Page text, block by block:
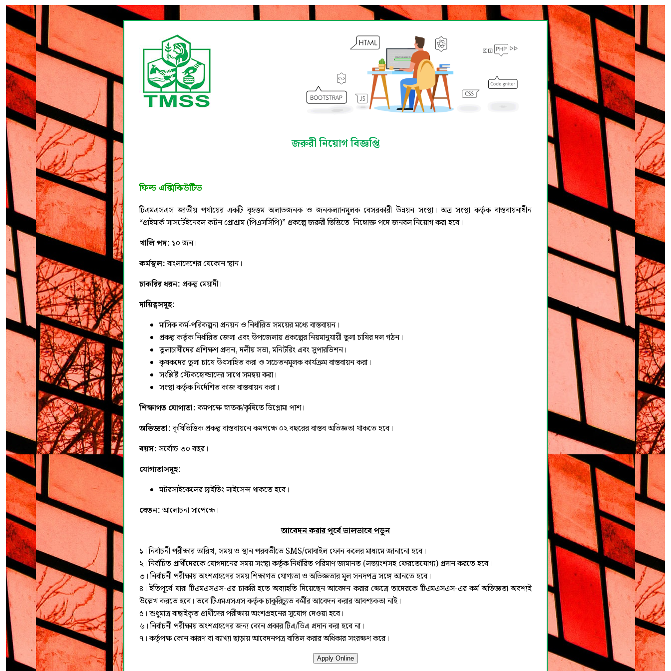
জরুরী নিয়োগ বিজ্ঞপ্তি
ফিল্ড এক্সিকিউটিভ
টিএমএসএস জাতীয় পর্যায়ের একটি বৃহত্তম অলাভজনক ও জনকল্যানমূলক বেসরকারী উন্নয়ন সংস্থা। অত্র সংস্থা কর্তৃক বাস্তবায়নাধীন
“প্রাইমার্ক সাসটেইনেবল কটন প্রোগ্রাম (পিএসসিপি)” প্রকল্পে জরুরী ভিত্তিতে নিম্নোক্ত পদে জনবল নিয়োগ করা হবে।
খালিপদ: ১০ জন।
কর্মস্থল:বাংলাদেশের যেকোন স্থান।
চাকরিরধরন: প্রকল্প মেয়াদী।
দায়িত্বসমূহ:
মাসিক কর্ম-পরিকল্পনা প্রনয়ন ও নির্ধারিত সময়ের মধ্যে বাস্তবায়ন।
প্রকল্প কর্তৃক নির্ধারিত জেলা এবং উপজেলায় প্রকল্পের নিয়মানুযায়ী তুলা চাষির দল গঠন।
তুলাচাষীদের প্রশিক্ষণ প্রদান, দলীয় সভা, মনিটরিং এবং সুপারভিশন।
কৃষকদের তুলা চাষে উৎসাহিত করা ও সচেতনমূলক কার্যক্রম বাস্তবায়ন করা।
সংশ্লিষ্ট স্টেকহোল্ডাদের সাথে সমন্বয় করা।
সংস্থা কর্তৃক নির্দেশিত কাজ বাস্তবায়ন করা।
শিক্ষাগত যোগ্যতা:কমপক্ষে স্নাতক/কৃষিতে ডিপ্লোমা পাশ।
অভিজ্ঞতা:কৃষিভিত্তিক প্রকল্প বাস্তবায়নে কমপক্ষে ০২ বছরের বাস্তব অভিজ্ঞতা থাকতে হবে।
বয়স: সর্বোচ্চ ৩০ বছর।
যোগ্যতাসমূহ:
মটরসাইকেলের ড্রাইভিং লাইসেন্স থাকতে হবে।
বেতন:আলোচনা সাপেক্ষে।
আবেদনকরারপূর্বেভালভাবেপডুন
১। নির্বাচনী পরীক্ষার তারিখ, সময় ও স্থান পরবর্তীতে SMS/মোবাইল ফোন কলের মাধ্যমে জানানো হবে।
২। নির্বাচিত প্রার্থীদেরকে যোগদানের সময় সংস্থা কর্তৃক নির্ধারিত পরিমাণ জামানত (লভ্যাংশসহ ফেরতেযোগ্য) প্রদান করতে হবে।
৩। নির্বাচনী পরীক্ষায় অংশগ্রহণের সময় শিক্ষাগত যোগ্যতা ও অভিজ্ঞতার মূল সনদপত্র সঙ্গে আনতে হবে।
৪। ইতিপূর্বে যারা টিএমএসএস-এর চাকরি হতে অব্যাহতি দিয়েছেন আবেদন করার ক্ষেত্রে তাদেরকে টিএমএসএস-এর কর্ম অভিজ্ঞতা অবশ্যই
উল্লেখ করতে হবে। তবে টিএমএসএস কর্তৃক চাকুরিচ্যুত কর্মীর আবেদন করার আবশ্যকতা নাই।
৫। শুধুমাত্র বাছাইকৃত প্রার্থীদের পরীক্ষায় অংশগ্রহনের সুযোগ দেওয়া হবে।
৬। নির্বাচনী পরীক্ষায় অংশগ্রহণের জন্য কোন প্রকার টিএ/ডিএ প্রদান করা হবে না।
৭। কর্তৃপক্ষ কোন কারণ বা ব্যাখ্যা ছাড়ায় আবেদনপত্র বাতিল করার অধিকার সংরক্ষণ করে।